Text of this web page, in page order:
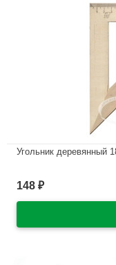
Угольник деревянный
148 ₽